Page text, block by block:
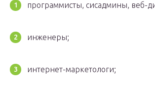
программисты, сисадмины, веб-
инженеры;
интернет-маркетологи;